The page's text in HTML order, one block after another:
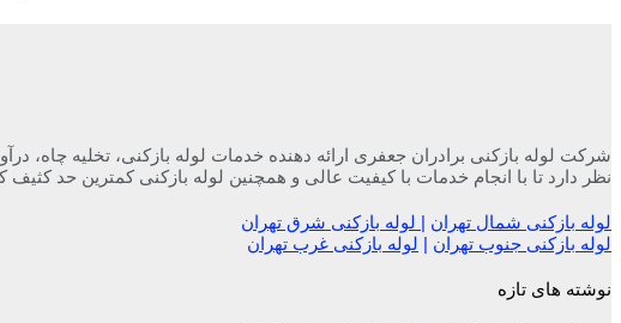
نظر دارد تا با انجام خدمات با کیفیت عالی و همچنین لوله بازکنی کمترین حد
لوله بازکنی شمال تهران | لوله بازکنی شرق تهران
لوله بازکنی جنوب تهران | لوله بازکنی غرب تهران
نوشته های تازه